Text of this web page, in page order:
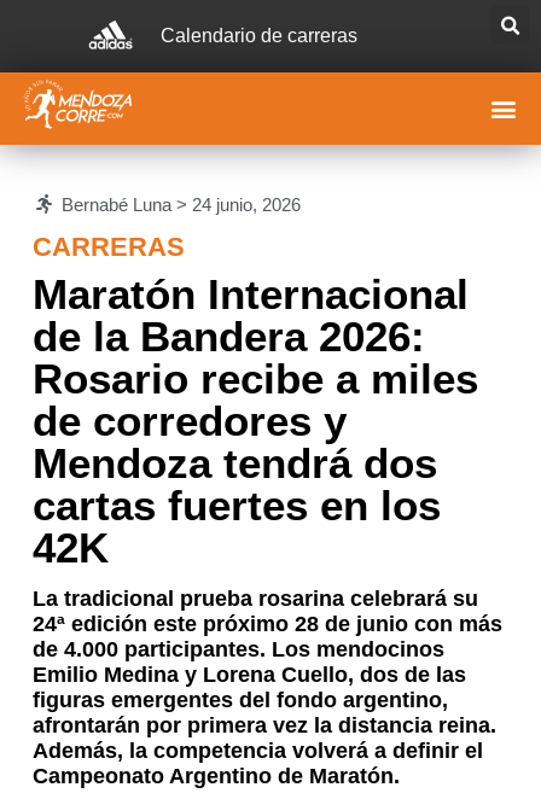
Calendario de carreras
Bernabé Luna > 24 junio, 2026
CARRERAS
Maratón Internacional
de la Bandera 2026:
Rosario recibe a miles
de corredores y
Mendoza tendrá dos
cartas fuertes en los
42K
La tradicional prueba rosarina celebrará su
24ª edición este próximo 28 de junio con más
de 4.000 participantes. Los mendocinos
Emilio Medina y Lorena Cuello, dos de las
figuras emergentes del fondo argentino,
afrontarán por primera vez la distancia reina.
Además, la competencia volverá a definir el
Campeonato Argentino de Maratón.